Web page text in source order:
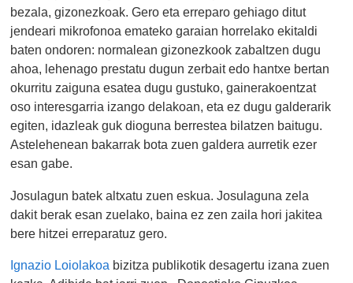
bezala, gizonezkoak. Gero eta erreparo gehiago ditut
jendeari mikrofonoa emateko garaian horrelako ekitaldi
baten ondoren: normalean gizonezkook zabaltzen dugu
ahoa, lehenago prestatu dugun zerbait edo hantxe bertan
okurritu zaiguna esatea dugu gustuko, gainerakoentzat
oso interesgarria izango delakoan, eta ez dugu galderarik
egiten, idazleak guk dioguna berrestea bilatzen baitugu.
Astelehenean bakarrak bota zuen galdera aurretik ezer
esan gabe.
Josulagun batek altxatu zuen eskua. Josulaguna zela
dakit berak esan zuelako, baina ez zen zaila hori jakitea
bere hitzei erreparatuz gero.
Ignazio Loiolakoa bizitza publikotik desagertu izana zuen